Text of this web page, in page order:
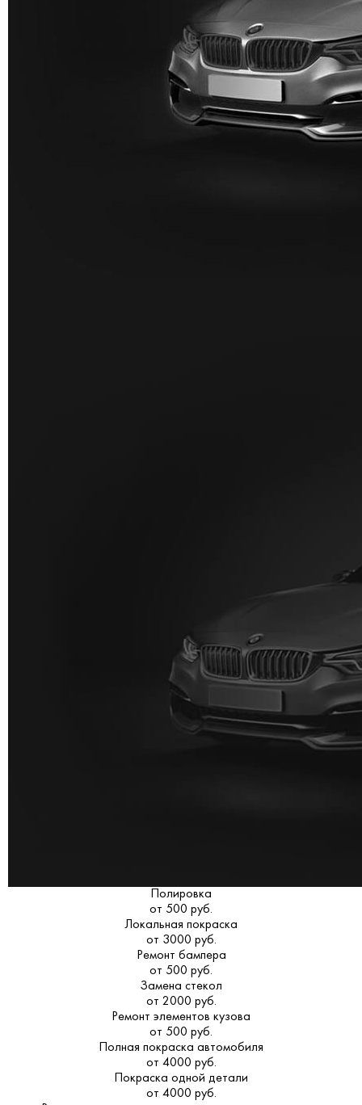
Полировка
от 500 руб.
Локальная покраска
от 3000 руб.
Ремонт бампера
от 500 руб.
Замена стекол
от 2000 руб.
Ремонт элементов кузова
от 500 руб.
Полная покраска автомобиля
от 4000 руб.
Покраска одной детали
от 4000 руб.